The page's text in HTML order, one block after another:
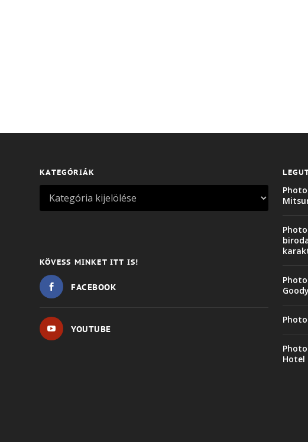
KATEGÓRIÁK
KÖVESS MINKET ITT IS!
FACEBOOK
YOUTUBE
Hotel